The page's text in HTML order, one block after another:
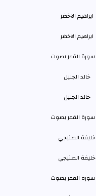
ابراهيم الاخضر
خالد الجليل
خليفة الطنيجي